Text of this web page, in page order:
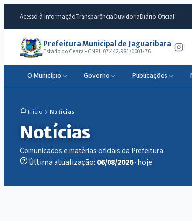
Acesso à InformaçãoTransparênciaOuvidoriaDiário Oficial
Prefeitura Municipal de Jaguaribara
Estado do Ceará • CNPJ: 07.442.981/0001-76
O Município Governo Publicações
Início Notícias
Notícias
Comunicados e matérias oficiais da Prefeitura.
Última atualização: 06/08/2026· hoje